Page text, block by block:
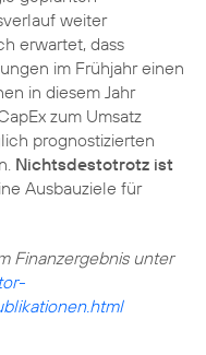
weiter
erwartet, dass
im Frühjahr einen
in diesem Jahr
zum Umsatz
prognostizierten
Nichtsdestotrotz ist
Ausbauziele für